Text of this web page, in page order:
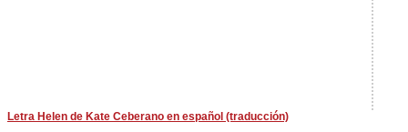
Letra Helen de Kate Ceberano en español (traducción)